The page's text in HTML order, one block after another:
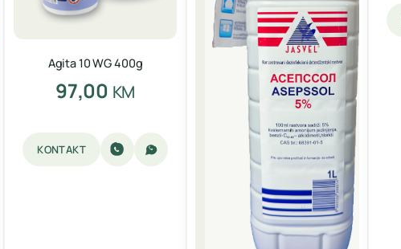
Agita 10 WG 400g
97,00 KM
KONTAKT